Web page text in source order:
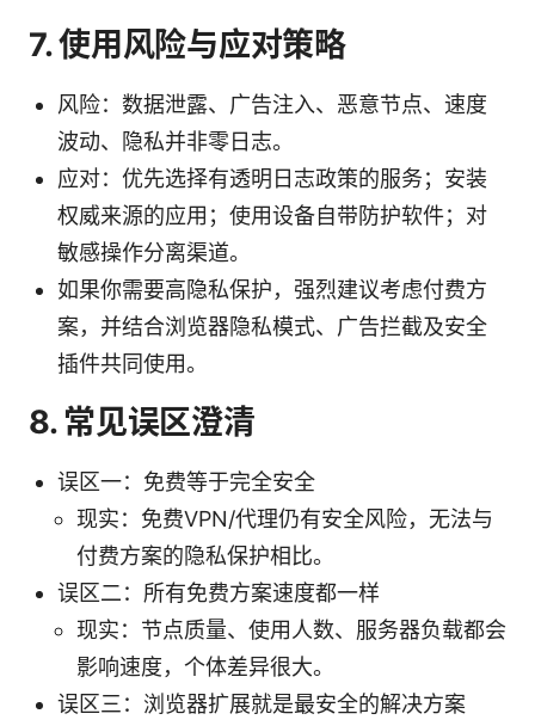
7. 使用风险与应对策略
风险：数据泄露、广告注入、恶意节点、速度
波动、隐私并非零日志。
应对：优先选择有透明日志政策的服务；安装
权威来源的应用；使用设备自带防护软件；对
敏感操作分离渠道。
如果你需要高隐私保护，强烈建议考虑付费方
案，并结合浏览器隐私模式、广告拦截及安全
插件共同使用。
8. 常见误区澄清
误区一：免费等于完全安全
现实：免费VPN/代理仍有安全风险，无法与
付费方案的隐私保护相比。
误区二：所有免费方案速度都一样
现实：节点质量、使用人数、服务器负载都会
影响速度，个体差异很大。
误区三：浏览器扩展就是最安全的解决方案